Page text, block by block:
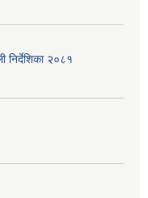
निर्देशिका २०८१